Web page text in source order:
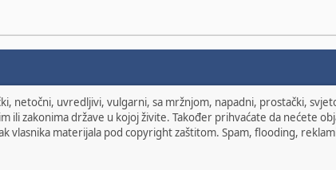
netočni, uvredljivi, vulgarni, sa mržnjom, napadni, prostački,
zakonima države u kojoj živite. Također prihvaćate da nećete
vlasnika materijala pod copyright zaštitom. Spam, flooding,